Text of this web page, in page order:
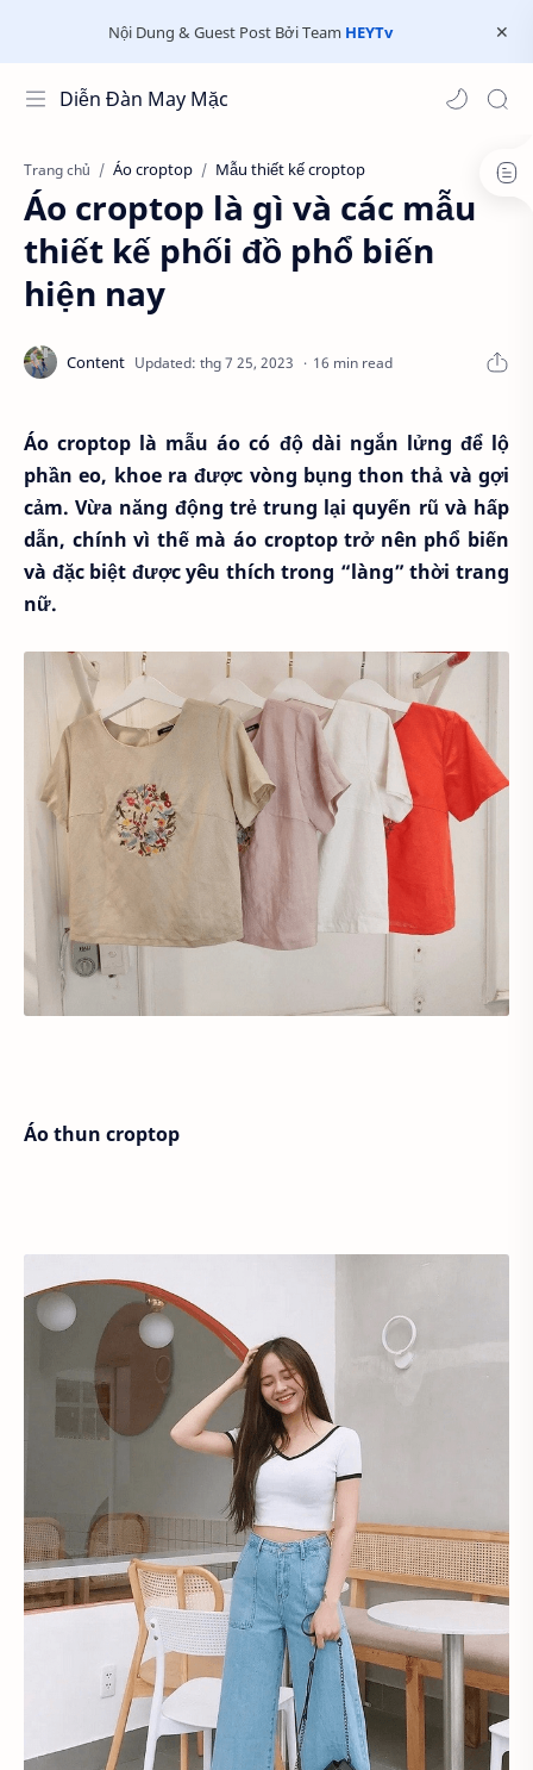
Nội Dung & Guest Post Bởi Team HEYTv
Diễn Đàn May Mặc
Trang chủ Áo croptop Mẫu thiết kế croptop
Áo croptop là gì và các mẫu
thiết kế phối đồ phổ biến
hiện nay
16 min read
Áo croptop là mẫu áo có độ dài ngắn lửng để lộ
phần eo, khoe ra được vòng bụng thon thả và gợi
cảm. Vừa năng động trẻ trung lại quyến rũ và hấp
dẫn, chính vì thế mà áo croptop trở nên phổ biến
và đặc biệt được yêu thích trong “làng” thời trang
nữ.
Áo thun croptop